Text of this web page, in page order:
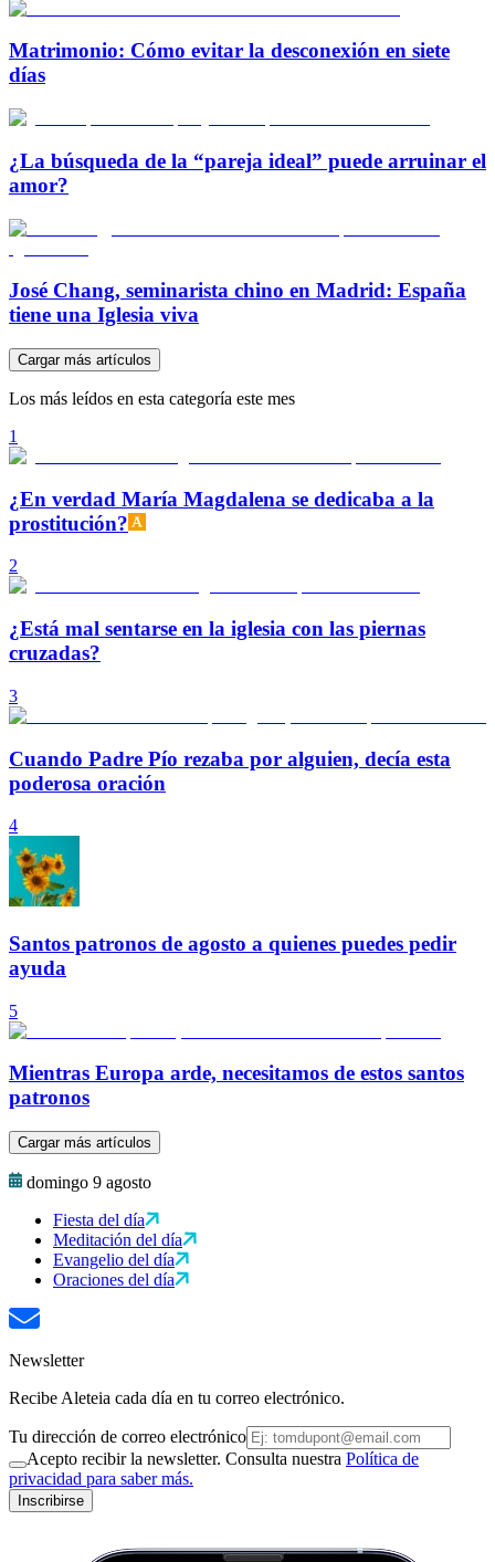
Matrimonio: Cómo evitar la desconexión en siete
días
¿La búsqueda de la “pareja ideal” puede arruinar el
amor?
José Chang, seminarista chino en Madrid: España
tiene una Iglesia viva
Cargar más artículos
Los más leídos en esta categoría este mes
1
¿En verdad María Magdalena se dedicaba a la
prostitución?
2
¿Está mal sentarse en la iglesia con las piernas
cruzadas?
3
Cuando Padre Pío rezaba por alguien, decía esta
poderosa oración
4
Santos patronos de agosto a quienes puedes pedir
ayuda
5
Mientras Europa arde, necesitamos de estos santos
patronos
Cargar más artículos
domingo 9 agosto
Fiesta del día
Meditación del día
Evangelio del día
Oraciones del día
Newsletter
Recibe Aleteia cada día en tu correo electrónico.
Tu dirección de correo electrónico
Acepto recibir la newsletter. Consulta nuestra Política de
privacidad para saber más.
Inscribirse